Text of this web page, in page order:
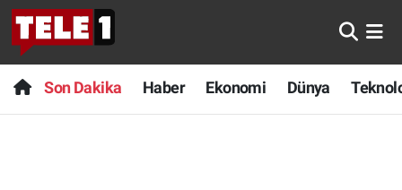
Son Dakika Haber Ekonomi Dünya
Anında Manşet
Başka Sohbetler
Son Dakika
Haber
Nöbetçi Eczaneler
Hava Durumu